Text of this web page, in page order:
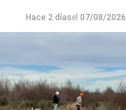
Hace 2 díasel 07/08/2026